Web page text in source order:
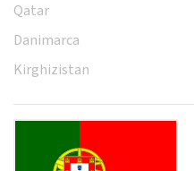
Qatar
Danimarca
Kirghizistan